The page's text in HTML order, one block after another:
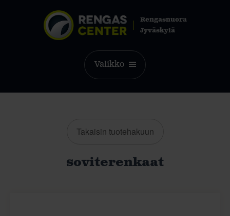
Rengasnuora
Jyväskylä
Valikko
Takaisin tuotehakuun
soviterenkaat